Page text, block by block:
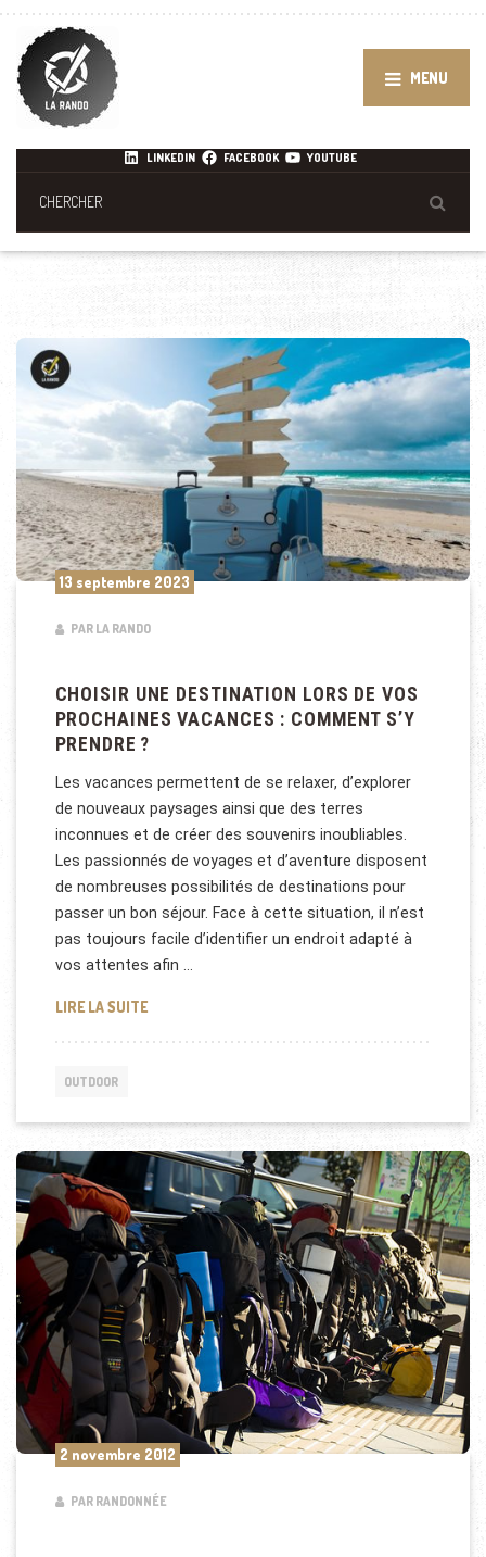
MENU
LINKEDIN FACEBOOK YOUTUBE
13 septembre 2023
PAR LA RANDO
CHOISIR UNE DESTINATION LORS DE VOS
PROCHAINES VACANCES : COMMENT S’Y
PRENDRE ?
Les vacances permettent de se relaxer, d’explorer
de nouveaux paysages ainsi que des terres
inconnues et de créer des souvenirs inoubliables.
Les passionnés de voyages et d’aventure disposent
de nombreuses possibilités de destinations pour
passer un bon séjour. Face à cette situation, il n’est
pas toujours facile d’identifier un endroit adapté à
vos attentes afin …
LIRE LA SUITECHOISIR UNE DESTINATION LORS DE VOS
OUTDOOR
2 novembre 2012
PAR RANDONNÉE